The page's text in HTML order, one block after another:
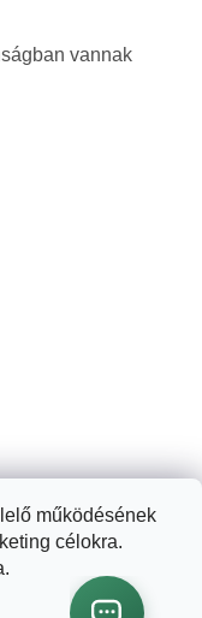
működésének
célokra.
vannak